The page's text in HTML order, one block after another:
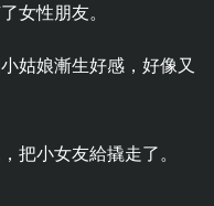
女性朋友。
姑娘漸生好感，好像又
把小女友給撬走了。